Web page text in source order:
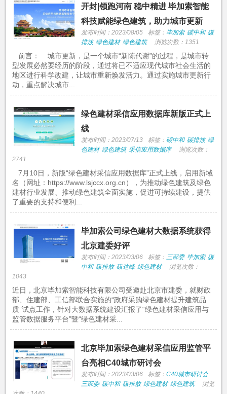
开封|领跑河南 稳中精进 毕加索智能
科技赋能绿色建筑，助力城市更新
发布时间：2023/08/05 标签： 毕加索 碳中和 碳
排放 绿色建材 绿色建筑 浏览次数：1351
前言： 城市更新，是一个城市“新陈代谢”的过程，是城市转
型发展必然要经历的阶段，通过将已不适应现代城市社会生活的
地区进行科学改建，让城市重新焕发活力。通过实施城市更新行
动，重点解决城市...
绿色建材采信应用数据库新版正式上
线
发布时间：2023/07/13 标签： 碳中和 碳排放 绿
色建材 绿色建筑 采信应用数据库
浏览次数：
2741
7月10日，新版“绿色建材采信应用数据库”正式上线，启用新域
名（网址：https://www.lsjccx.org.cn），为推动绿色建筑及绿色
建材行业发展、推动绿色建筑全面实施，促进可持续建设，提供
了重要的支持和便利...
毕加索公司绿色建材大数据系统获得
北京建委好评
发布时间：2023/03/06 标签： 三部委 毕加索 碳
中和 碳排放 碳达峰 绿色建材
浏览次数：
1043
近日，北京毕加索智能科技有限公司受邀赴北京市建委，就财政
部、住建部、工信部联合实施的“政府采购绿色建材提升建筑品
质”试点工作，针对大数据系统建设汇报了“绿色建材采信应用与
监管数据服务平台”暨“绿色建材采...
北京毕加索绿色建材采信应用监管平
台亮相C40城市研讨会
发布时间：2023/03/06 标签： C40城市研讨会
三部委 碳中和 碳排放 绿色建材 绿色建筑
浏览